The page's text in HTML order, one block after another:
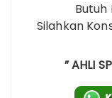
Butuh
Silahkan
” AHLI